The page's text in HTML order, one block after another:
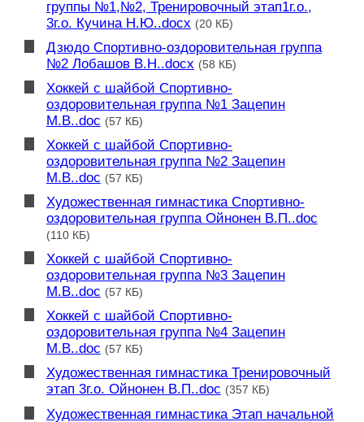
группы №1,№2, Тренировочный этап1г.о.,
3г.о. Кучина Н.Ю..docx (20 КБ)
Дзюдо Спортивно-оздоровительная группа
№2 Лобашов В.Н..docx (58 КБ)
Хоккей с шайбой Спортивно-
оздоровительная группа №1 Зацепин
М.В..doc (57 КБ)
Хоккей с шайбой Спортивно-
оздоровительная группа №2 Зацепин
М.В..doc (57 КБ)
Художественная гимнастика Спортивно-
оздоровительная группа Ойнонен В.П..doc
(110 КБ)
Хоккей с шайбой Спортивно-
оздоровительная группа №3 Зацепин
М.В..doc (57 КБ)
Хоккей с шайбой Спортивно-
оздоровительная группа №4 Зацепин
М.В..doc (57 КБ)
Художественная гимнастика Тренировочный
этап 3г.о. Ойнонен В.П..doc (357 КБ)
Художественная гимнастика Этап начальной